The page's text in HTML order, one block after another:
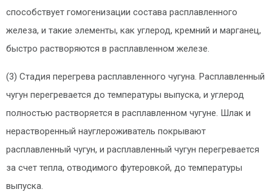
способствует гомогенизации состава расплавленного
железа, и такие элементы, как углерод, кремний и марганец,
быстро растворяются в расплавленном железе.
(3) Стадия перегрева расплавленного чугуна. Расплавленный
чугун перегревается до температуры выпуска, и углерод
полностью растворяется в расплавленном чугуне. Шлак и
нерастворенный науглероживатель покрывают
расплавленный чугун, и расплавленный чугун перегревается
за счет тепла, отводимого футеровкой, до температуры
выпуска.